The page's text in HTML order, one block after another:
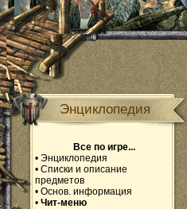
Энциклопедия
Все по игре...
• Энциклопедия
• Списки и описание
предметов
• Основ. информация
• Чит-меню